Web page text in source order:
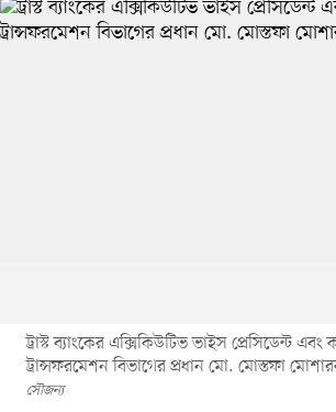
ট্রাস্ট ব্যাংকের এক্সিকিউটিভ ভাইস প্রেসিডেন্ট
ট্রান্সফরমেশন বিভাগের প্রধান মো. মোস্তফা
সৌজন্য